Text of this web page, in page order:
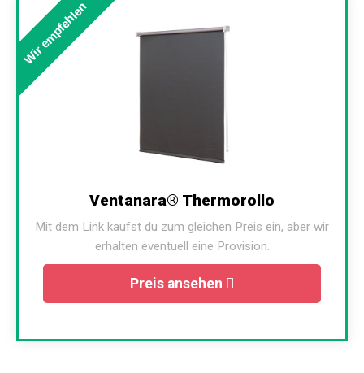
Wir empfehlen
Ventanara® Thermorollo
Mit dem Link kaufst du zum gleichen Preis ein, aber wir
erhalten eventuell eine Provision.
Preis ansehen